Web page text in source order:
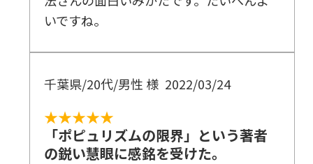
いですね。
千葉県/20代/男性 様 2022/03/24
★★★★★
「ポピュリズムの限界」という著者
の鋭い慧眼に感銘を受けた。